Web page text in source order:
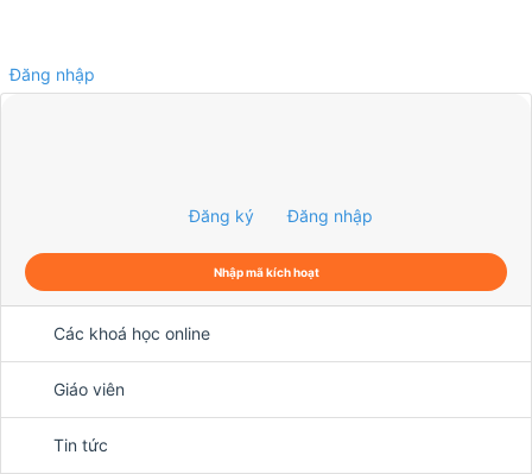
Đăng nhập
Đăng ký Đăng nhập
Nhập mã kích hoạt
Các khoá học online
Giáo viên
Tin tức